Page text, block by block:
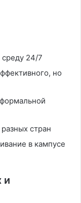
24/7
но
стран
в кампусе
и